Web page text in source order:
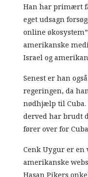
Han har primært
eget udsagn
online
amerikanske
Israel og
Senest er han
regeringen, da
nødhjælp til Cuba.
derved har brudt
fører over for
Cenk Uygur er
amerikanske